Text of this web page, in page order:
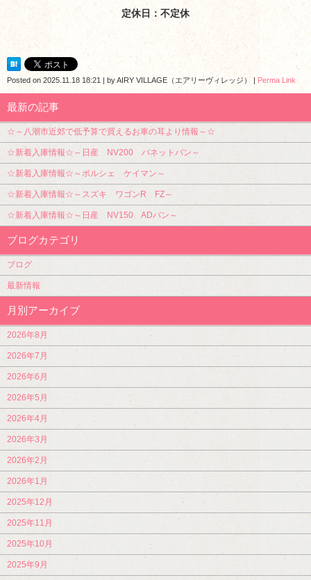
定休日：不定休
Posted on 2025.11.18 18:21 | byAIRY VILLAGE（エアリーヴィレッジ） | Perma Link
最新の記事
☆～八潮市近郊で低予算で買えるお車の耳より情報～☆
☆新着入庫情報☆～日産 NV200 バネットバン～
☆新着入庫情報☆～ポルシェ ケイマン～
☆新着入庫情報☆～スズキ ワゴンR FZ～
☆新着入庫情報☆～日産 NV150 ADバン～
ブログカテゴリ
ブログ
最新情報
月別アーカイブ
2026年8月
2026年7月
2026年6月
2026年5月
2026年4月
2026年3月
2026年2月
2026年1月
2025年12月
2025年11月
2025年10月
2025年9月